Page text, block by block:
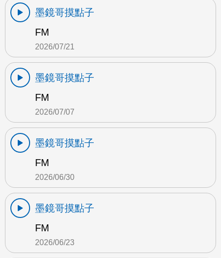
墨鏡哥摸點子
FM
2026/07/21
墨鏡哥摸點子
FM
2026/07/07
墨鏡哥摸點子
FM
2026/06/30
墨鏡哥摸點子
FM
2026/06/23